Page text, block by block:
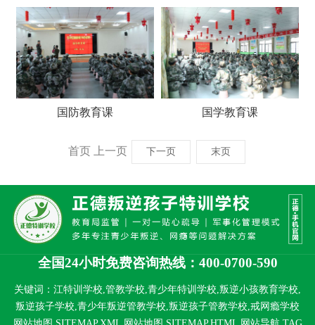
要
国防教育课 国学教育课
首页 上一页 下一页 末页
全国24小时免费咨询热线：400-0700-590
关键词：江特训学校,管教学校,青少年特训学校,叛逆小孩教育学校,
叛逆孩子学校,青少年叛逆管教学校,叛逆孩子管教学校,戒网瘾学校